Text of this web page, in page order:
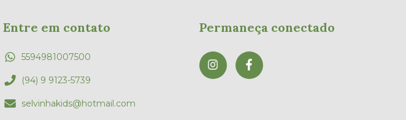
Entre em contato
5594981007500
(94) 9 9123-5739
selvinhakids@hotmail.com
Permaneça conectado